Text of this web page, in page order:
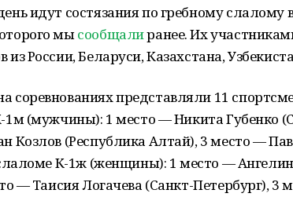
идут состязания по гребному слалому
мысообщалиранее. Их
из России, Беларуси, Казахстана,
соревнованиях представляли 11
1м (мужчины): 1 место — Никита Губенко
Козлов (Республика Алтай), 3 место —
К-1ж (женщины): 1 место —
— Таисия Логачева (Санкт-Петербург), 3